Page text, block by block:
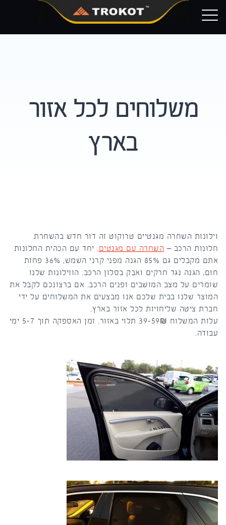
Trokot
משלוחים לכל אזור
בארץ
וילונות השחרה מגנטיים טרוקוט זה דור חדש בהשחרת
חלונות הרכב – השחרה עם מגנטים. יחד עם הכהית החלונות
אתם מקבלים גם 85% הגנה מפני קרני השמש, 36% פחות
חום, הגנה נגד חרקים ואבק בסלון הרכב. הווילונות שלנו
שומרים על מצב המושבים ופנים הרכב. אם ברצונכם לקבל את
המוצר שלנו בבית שלכם אנו מבצעים את המשלוחים על ידי
חברת ציטה שליחויות לכל אזור בארץ.
עלות המשלוח 39-59₪ תלוי באזור. זמן האספקה תוך 5-7 ימי
עבודה.